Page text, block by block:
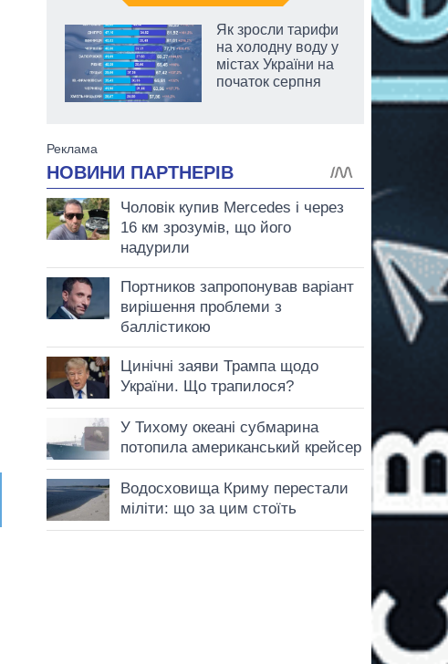
Як зросли тарифи
на холодну воду у
містах України на
початок серпня